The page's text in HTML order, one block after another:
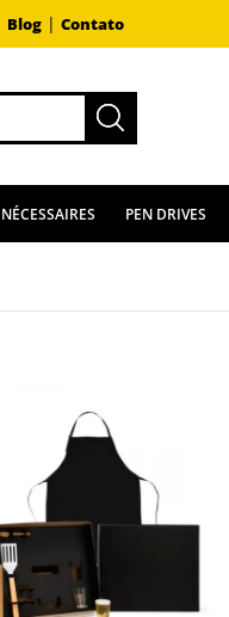
Blog| Contato
NÉCESSAIRES PEN DRIVES